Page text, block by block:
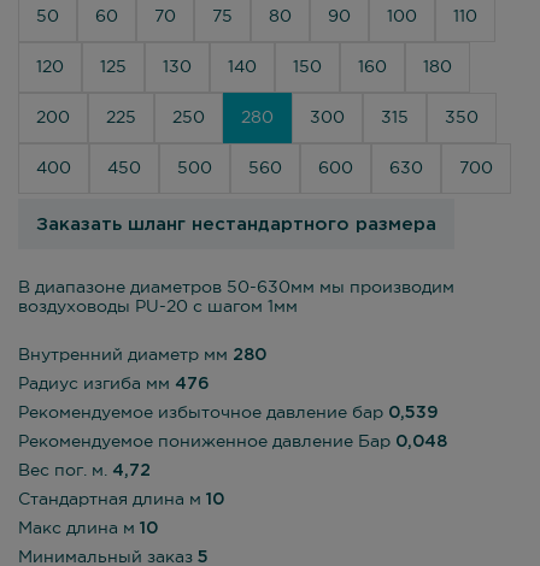
50 60 70 75 80 90 100 110
120 125 130 140 150 160 180
200 225 250 280 300 315 350
400 450 500 560 600 630 700
Заказать шланг нестандартного размера
В диапазоне диаметров 50-630мм мы производим
воздуховоды PU-20 с шагом 1мм
Внутренний диаметр мм 280
Радиус изгиба мм 476
Рекомендуемое избыточное давление бар 0,539
Рекомендуемое пониженное давление Бар 0,048
Вес пог. м. 4,72
Стандартная длина м 10
Макс длина м 10
Минимальный заказ 5